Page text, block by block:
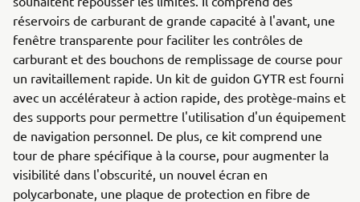
réservoirs de carburant de grande capacité à l'avant, une
fenêtre transparente pour faciliter les contrôles de
carburant et des bouchons de remplissage de course pour
un ravitaillement rapide. Un kit de guidon GYTR est fourni
avec un accélérateur à action rapide, des protège-mains et
des supports pour permettre l'utilisation d'un équipement
de navigation personnel. De plus, ce kit comprend une
tour de phare spécifique à la course, pour augmenter la
visibilité dans l'obscurité, un nouvel écran en
polycarbonate, une plaque de protection en fibre de